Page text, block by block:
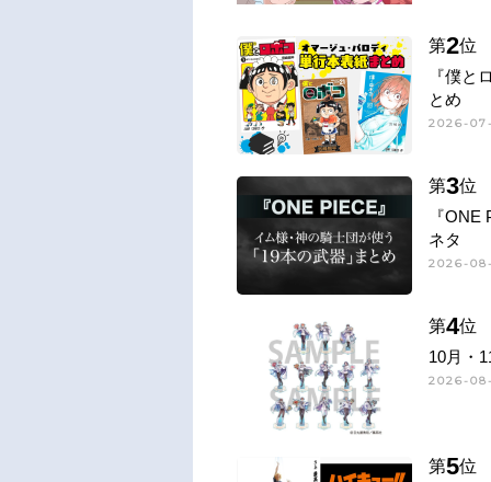
第2位
『僕と
とめ
2026-
第3位
『
ネタ
2026-
第4位
10月・
2026-
第5位